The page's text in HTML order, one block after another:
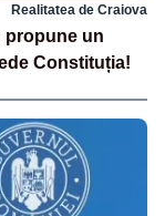
Realitatea de Craiova
propune un
Constituția!